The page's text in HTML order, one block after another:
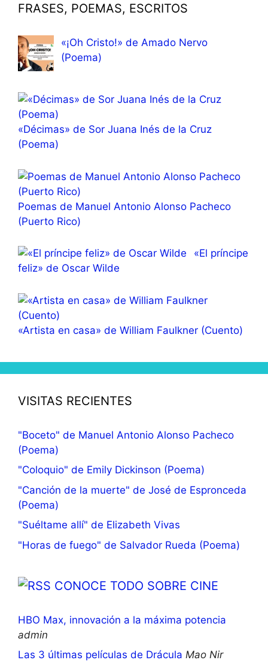
FRASES, POEMAS, ESCRITOS
«¡Oh Cristo!» de Amado Nervo
(Poema)
«Décimas» de Sor Juana Inés de la Cruz
(Poema)
Poemas de Manuel Antonio Alonso Pacheco
(Puerto Rico)
«El príncipe
feliz» de Oscar Wilde
«Artista en casa» de William Faulkner (Cuento)
VISITAS RECIENTES
"Boceto" de Manuel Antonio Alonso Pacheco
(Poema)
"Coloquio" de Emily Dickinson (Poema)
"Canción de la muerte" de José de Espronceda
(Poema)
"Suéltame allí" de Elizabeth Vivas
"Horas de fuego" de Salvador Rueda (Poema)
CONOCE TODO SOBRE CINE
HBO Max, innovación a la máxima potencia
admin
Las 3 últimas películas de Drácula Mao Nir